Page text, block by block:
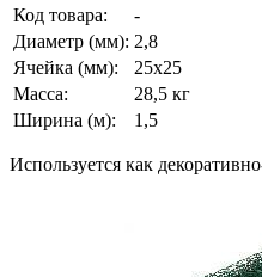
Код товара:
-
Диаметр (мм): 2,8
Ячейка (мм):
25х25
Масса:
28,5 кг
Ширина (м):
1,5
Используется как